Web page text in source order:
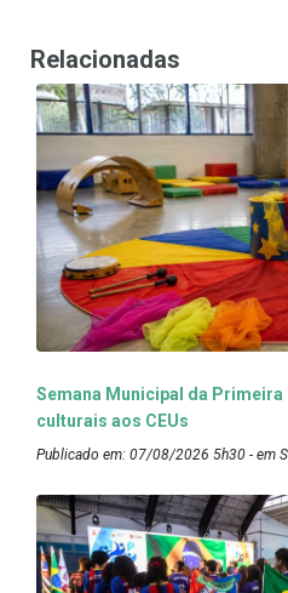
Relacionadas
Semana Municipal da
culturais aos CEUs
Publicado em: 07/08/2026 5h30 - em